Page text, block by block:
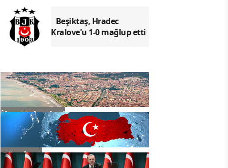
Beşiktaş, Hradec
Kralove'u 1-0 mağlup etti
İlçe Haberleri
Gündem